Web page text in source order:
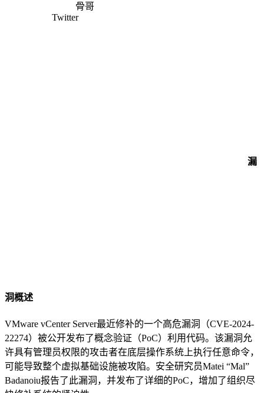
骨哥
Twitter
漏
洞概述
VMware vCenter Server最近修补的一个高危漏洞（CVE-2024-
22274）被公开发布了概念验证（PoC）利用代码。该漏洞允
许具有管理员权限的攻击者在底层操作系统上执行任意命令，
可能导致整个虚拟基础设施被攻陷。安全研究员Matei “Mal”
Badanoiu报告了此漏洞，并发布了详细的PoC，增加了组织尽